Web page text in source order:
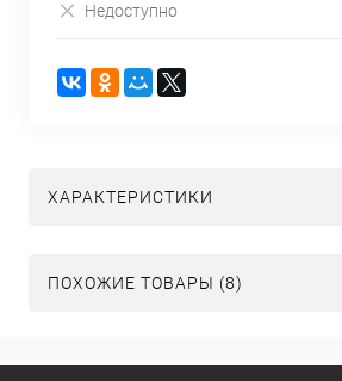
Недоступно
ХАРАКТЕРИСТИКИ
ПОХОЖИЕ ТОВАРЫ (8)